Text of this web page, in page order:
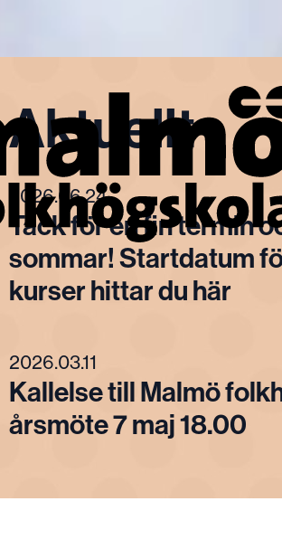
Aktuellt
2026.06.24
Tack för en fin termin
sommar! Startdatum
kurser hittar du här
2026.03.11
Kallelse till Malmö
årsmöte 7 maj 18.00